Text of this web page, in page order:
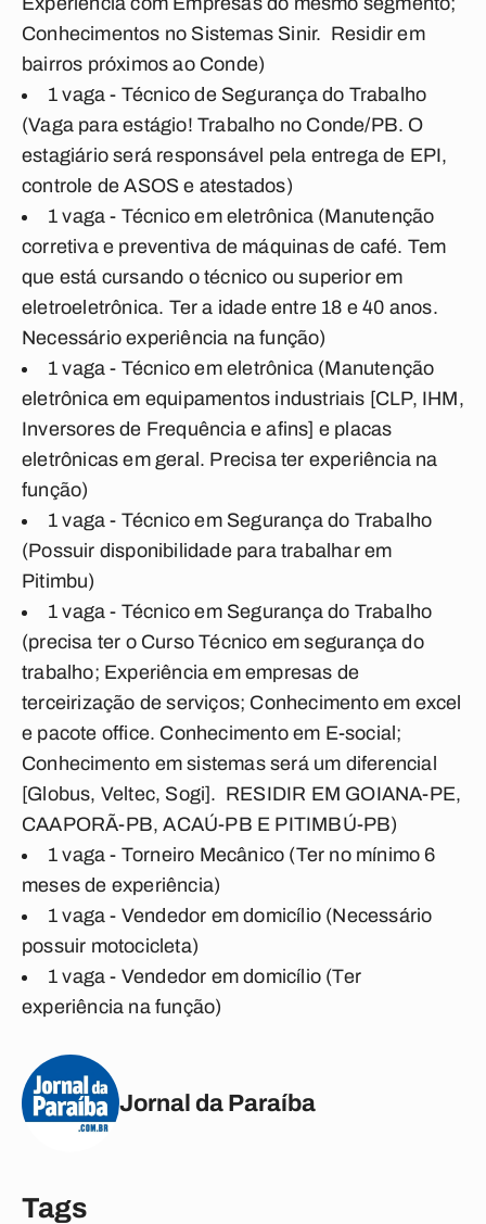
Conhecimentos no Sistemas Sinir. Residir em
bairros próximos ao Conde)
1 vaga - Técnico de Segurança do Trabalho
(Vaga para estágio! Trabalho no Conde/PB. O
estagiário será responsável pela entrega de EPI,
controle de ASOS e atestados)
1 vaga - Técnico em eletrônica (Manutenção
corretiva e preventiva de máquinas de café. Tem
que está cursando o técnico ou superior em
eletroeletrônica. Ter a idade entre 18 e 40 anos.
Necessário experiência na função)
1 vaga - Técnico em eletrônica (Manutenção
eletrônica em equipamentos industriais [CLP, IHM,
Inversores de Frequência e afins] e placas
eletrônicas em geral. Precisa ter experiência na
função)
1 vaga - Técnico em Segurança do Trabalho
(Possuir disponibilidade para trabalhar em
Pitimbu)
1 vaga - Técnico em Segurança do Trabalho
(precisa ter o Curso Técnico em segurança do
trabalho; Experiência em empresas de
terceirização de serviços; Conhecimento em excel
e pacote office. Conhecimento em E-social;
Conhecimento em sistemas será um diferencial
[Globus, Veltec, Sogi]. RESIDIR EM GOIANA-PE,
CAAPORÃ-PB, ACAÚ-PB E PITIMBÚ-PB)
1 vaga - Torneiro Mecânico (Ter no mínimo 6
meses de experiência)
1 vaga - Vendedor em domicílio (Necessário
possuir motocicleta)
1 vaga - Vendedor em domicílio (Ter
experiência na função)
Jornal da Paraíba
Tags